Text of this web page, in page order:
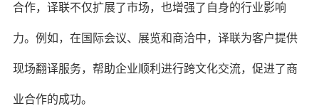
合作，译联不仅扩展了市场，也增强了自身的行业影响
力。例如，在国际会议、展览和商洽中，译联为客户提供
现场翻译服务，帮助企业顺利进行跨文化交流，促进了商
业合作的成功。